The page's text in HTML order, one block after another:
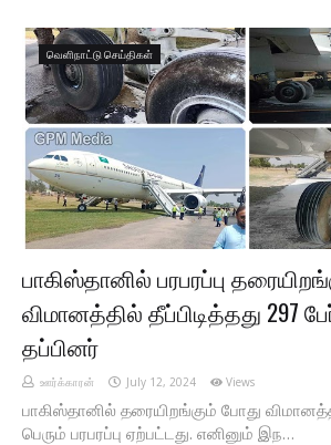
வெளிநாட்டு செய்திகள்
பாகிஸ்தானில் பரபரப்பு
விமானத்தில் தீப்பிடித்தது 297
தப்பினர்
ஊர்க்காரன் July 12, 2024 Views
பாகிஸ்தானில் தரையிறங்கும் போது
பெரும் பரபரப்பு ஏற்பட்டது. எனினும் இந…